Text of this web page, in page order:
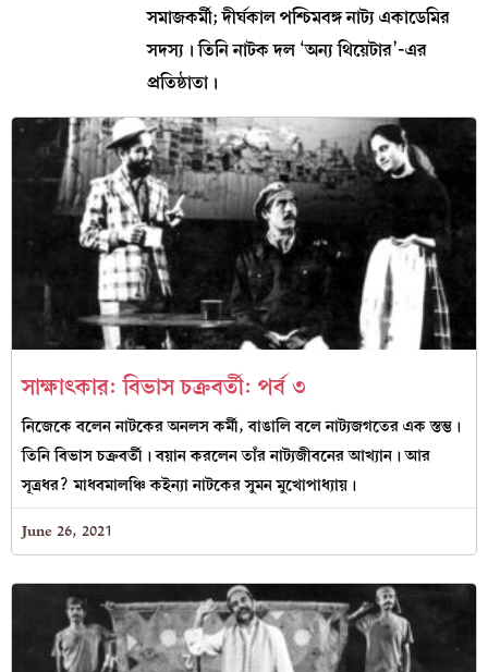
সমাজকর্মী; দীর্ঘকাল পশ্চিমবঙ্গ নাট্য একাডেমির
সদস্য। তিনি নাটক দল ‘অন্য থিয়েটার’-এর
প্রতিষ্ঠাতা।
সাক্ষাৎকার: বিভাস চক্রবর্তী: পর্ব ৩
নিজেকে বলেন নাটকের অনলস কর্মী, বাঙালি বলে নাট্যজগতের এক স্তম্ভ।
তিনি বিভাস চক্রবর্তী। বয়ান করলেন তাঁর নাট্যজীবনের আখ্যান। আর
সূত্রধর? মাধবমালঞ্চি কইন্যা নাটকের সুমন মুখোপাধ্যায়।
June 26, 2021